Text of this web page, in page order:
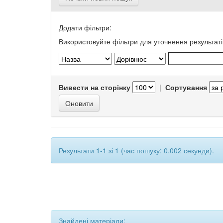
Додати фільтри:
Використовуйте фільтри для уточнення
Вивести на сторінку | Сортування
Результати 1-1 зі 1 (час пошуку: 0.002 секунди).
Знайдені матеріали: